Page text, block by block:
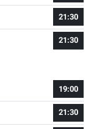
21:30
21:30
19:00
21:30